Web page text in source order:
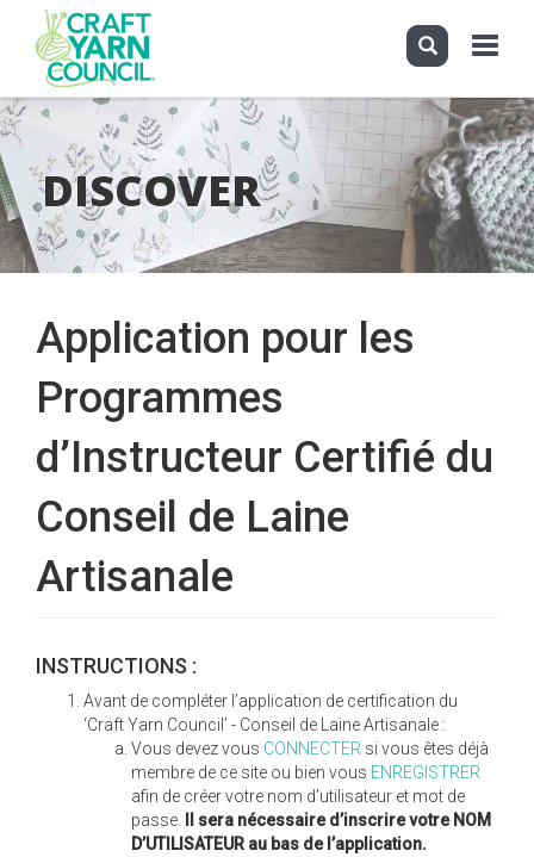
Skip
to
main
content
Toggle
DISCOVER
Application pour les
Programmes
d’Instructeur Certifié du
Conseil de Laine
Artisanale
INSTRUCTIONS :
Avant de compléter l’application de certification du
‘Craft Yarn Council’ - Conseil de Laine Artisanale :
Vous devez vous CONNECTER si vous êtes déjà
membre de ce site ou bien vous ENREGISTRER
afin de créer votre nom d’utilisateur et mot de
passe.
Il sera nécessaire d’inscrire votre NOM
D’UTILISATEUR au bas de l’application.